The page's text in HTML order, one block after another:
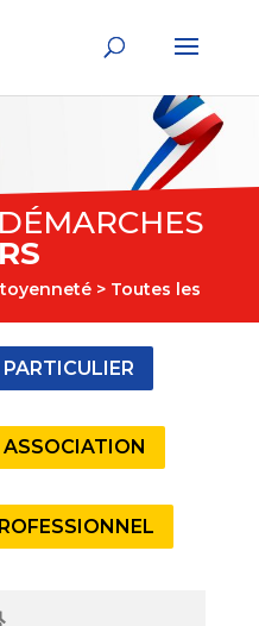
> Toutes les